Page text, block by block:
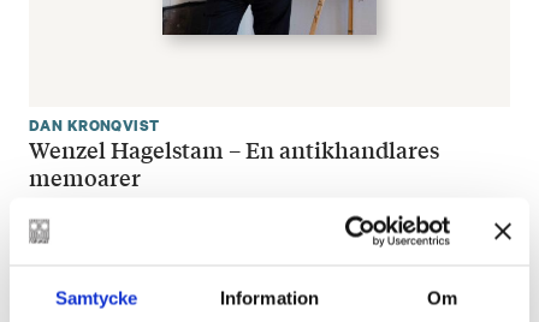
Samtycke Information Om
DAN KRONQVIST
Wenzel Hagelstam – En antikhandlares
memoarer